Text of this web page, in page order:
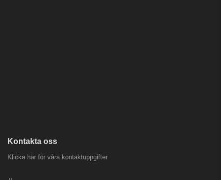
Kontakta oss
Klicka här för våra kontaktuppgifter